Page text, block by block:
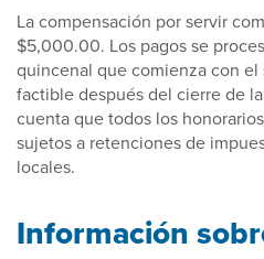
La compensación por servir
$5,000.00. Los pagos se
quincenal que comienza con
factible después del cierre de
cuenta que todos los
sujetos a retenciones de
locales.
Información